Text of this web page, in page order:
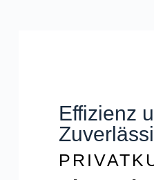
Effizienz